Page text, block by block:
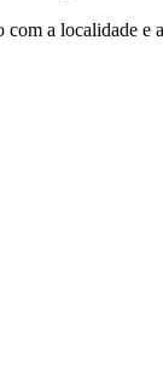
a localidade e